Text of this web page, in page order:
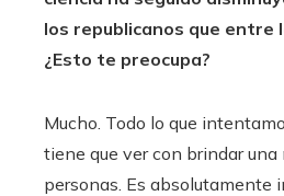
los republicanos que entre
¿Esto te preocupa?
Mucho. Todo lo que
tiene que ver con brindar
personas. Es absolutamente